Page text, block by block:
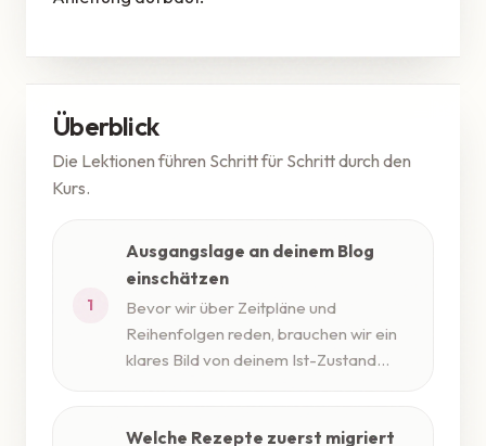
Überblick
Die Lektionen führen Schritt für Schritt durch den
Kurs.
1
Ausgangslage an deinem Blog
einschätzen
Bevor wir über Zeitpläne und
Reihenfolgen reden, brauchen wir ein
klares Bild von deinem Ist-Zustand...
Welche Rezepte zuerst migriert